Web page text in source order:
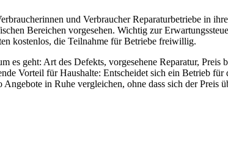
und Verbraucher Reparaturbetriebe in
Bereichen vorgesehen. Wichtig zur
kostenlos, die Teilnahme für Betriebe freiwillig.
geht: Art des Defekts, vorgesehene Reparatur, Preis
Vorteil für Haushalte: Entscheidet sich ein Betrieb für
in Ruhe vergleichen, ohne dass sich der Preis